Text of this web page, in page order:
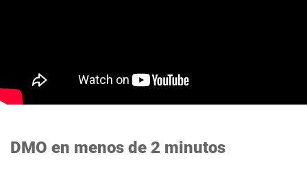
DMO en menos de 2 minutos